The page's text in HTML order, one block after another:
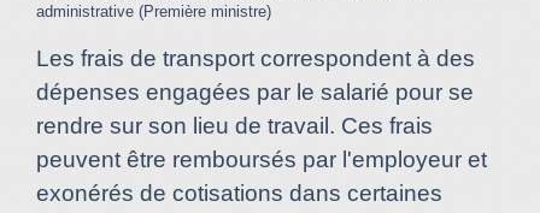
administrative (Première ministre)
Les frais de transport correspondent à des
dépenses engagées par le salarié pour se
rendre sur son lieu de travail. Ces frais
peuvent être remboursés par l'employeur et
exonérés de cotisations dans certaines